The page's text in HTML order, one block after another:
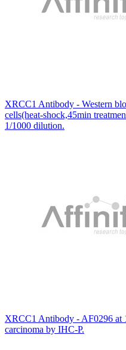
XRCC1 Antibody - Western
cells(heat-shock,45min
1/1000 dilution.
XRCC1 Antibody - AF0296 at
carcinoma by IHC-P.